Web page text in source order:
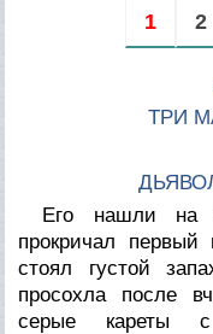
1 2
ТРИ
Его нашли на
прокричал первый
стоял густой
просохла после
серые кареты